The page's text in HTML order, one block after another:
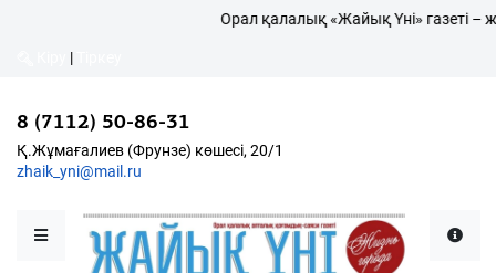
Қалалықтар қаперіне
Қоғам
Қ.Жұмағалиев (Фрунзе)
Орал қалалық «Жайық Үні» газеті –
|
8 (7112) 50-86-31
Қ.Жұмағалиев (Фрунзе) көшесі, 20/1
zhaik_yni@mail.ru